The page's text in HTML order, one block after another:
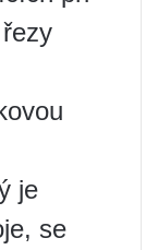
je
se